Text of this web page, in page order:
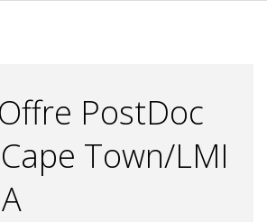
PostDoc
Town/LMI